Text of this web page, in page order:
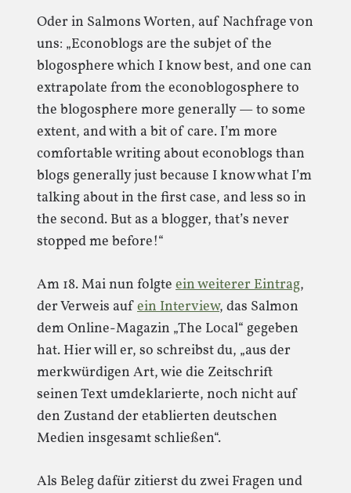
Oder in Salmons Worten, auf Nachfrage von
uns: „Econoblogs are the subjet of the
blogosphere which I know best, and one can
extrapolate from the econoblogosphere to
the blogosphere more generally — to some
extent, and with a bit of care. I’m more
comfortable writing about econoblogs than
blogs generally just because I know what I’m
talking about in the first case, and less so in
the second. But as a blogger, that’s never
stopped me before!“
Am 18. Mai nun folgte ein weiterer Eintrag,
der Verweis aufein Interview, das Salmon
dem Online-Magazin „The Local“ gegeben
hat. Hier will er, so schreibst du, „aus der
merkwürdigen Art, wie die Zeitschrift
seinen Text umdeklarierte, noch nicht auf
den Zustand der etablierten deutschen
Medien insgesamt schließen“.
Als Beleg dafür zitierst du zwei Fragen und